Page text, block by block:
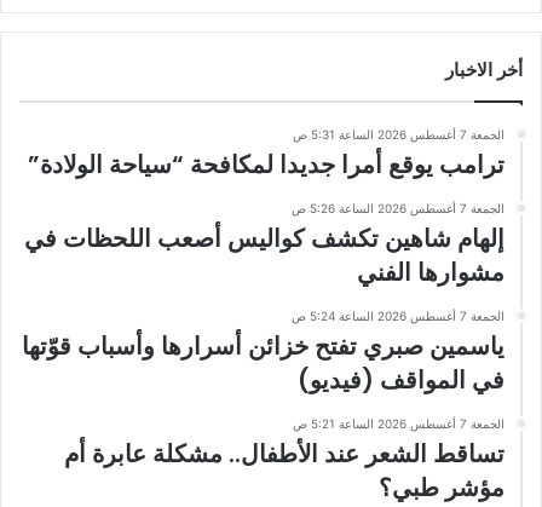
أخر الاخبار
الجمعة 7 أغسطس 2026 الساعة 5:31 ص
ترامب يوقع أمرا جديدا لمكافحة “سياحة الولادة”
الجمعة 7 أغسطس 2026 الساعة 5:26 ص
إلهام شاهين تكشف كواليس أصعب اللحظات في
مشوارها الفني
الجمعة 7 أغسطس 2026 الساعة 5:24 ص
ياسمين صبري تفتح خزائن أسرارها وأسباب قوّتها
في المواقف (فيديو)
الجمعة 7 أغسطس 2026 الساعة 5:21 ص
تساقط الشعر عند الأطفال.. مشكلة عابرة أم
مؤشر طبي؟